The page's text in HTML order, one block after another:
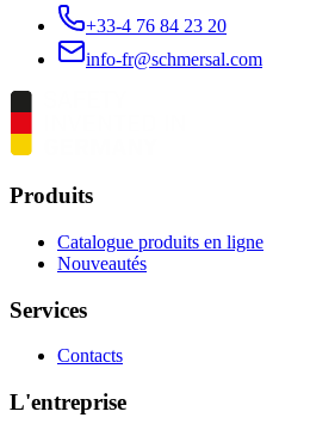
+33-4 76 84 23 20
info-fr@schmersal.com
Produits
Catalogue produits en ligne
Nouveautés
Services
Contacts
L'entreprise